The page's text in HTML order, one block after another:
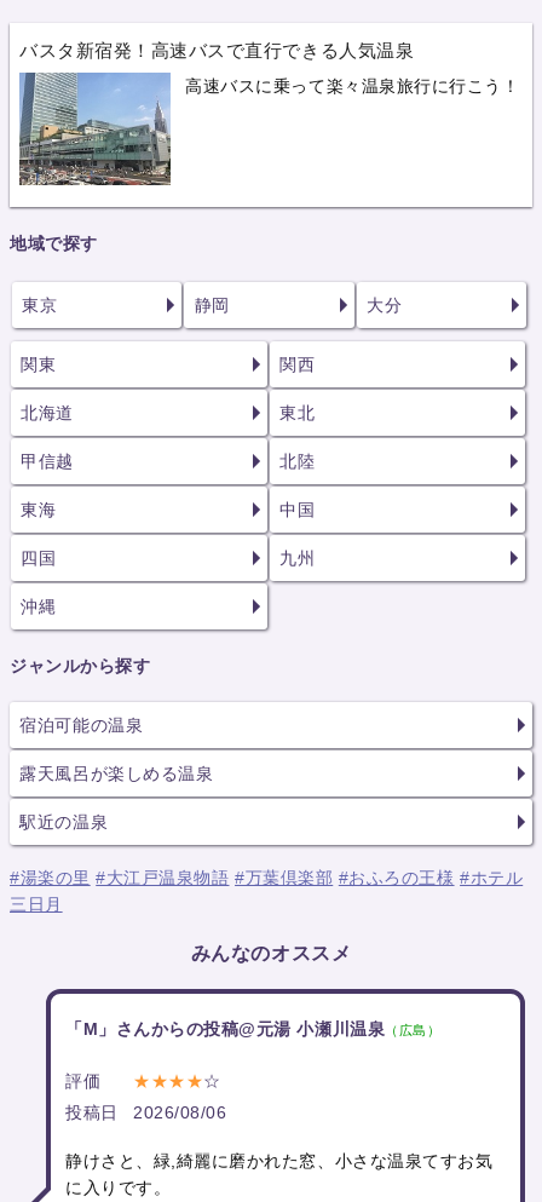
バスタ新宿発！高速バスで直行できる人気温泉
高速バスに乗って楽々温泉旅行に行こう！
地域で探す
東京 静岡 大分
関東 関西
北海道 東北
甲信越 北陸
東海 中国
四国 九州
沖縄
ジャンルから探す
宿泊可能の温泉
露天風呂が楽しめる温泉
駅近の温泉
#湯楽の里 #大江戸温泉物語 #万葉倶楽部 #おふろの王様 #ホテル
三日月
みんなのオススメ
「M」さんからの投稿@元湯 小瀬川温泉 （広島）
評価 ★★★★☆
投稿日
2026/08/06
静けさと、緑,綺麗に磨かれた窓、小さな温泉てすお気
に入りです。